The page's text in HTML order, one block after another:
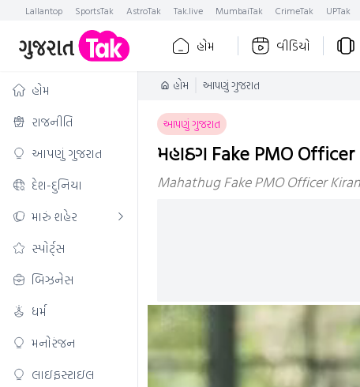
Lallantop SportsTak AstroTak Tak.live MumbaiTak CrimeTak UPTak
હોમ વીડિયો
હોમ
રાજનીતિ
આપણું ગુજરાત
દેશ-દુનિયા
મારું શહેર
સ્પોર્ટ્સ
બિઝનેસ
ધર્મ
મનોરંજન
લાઇફસ્ટાઇલ
હોમ આપણું ગુજરાત
આપણું ગુજરાત
મહાઠગ Fake PMO
Mahathug Fake PMO Officer